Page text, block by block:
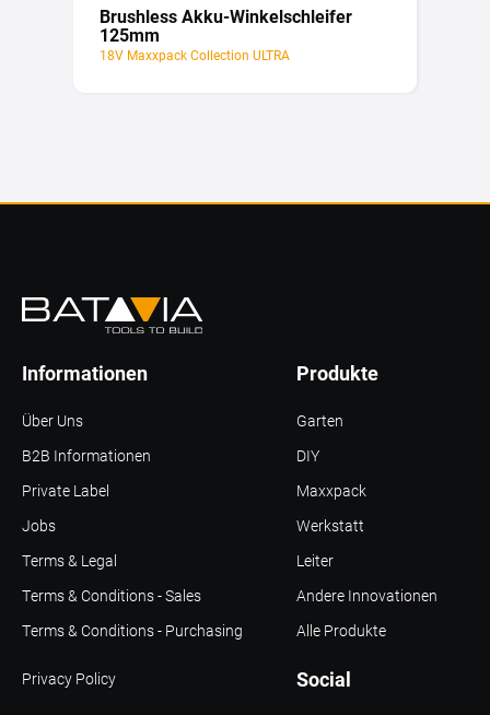
Brushless Akku-Winkelschleifer
125mm
18V Maxxpack Collection ULTRA
Produkte
Social
Über Uns
Informationen
B2B Informationen
Terms & Legal
Terms & Conditions - Sales
Terms & Conditions - Purchasing
Privacy Policy
Jobs
Private Label
Garten
DIY
Maxxpack
Werkstatt
Leiter
Alle Produkte
Andere Innovationen